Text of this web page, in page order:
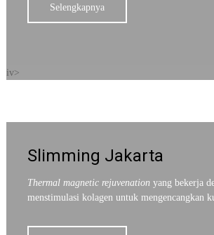
Selengkapnya
iv>
Slimming Jakarta
Thermal magnetic rejuvenation yang bekerja
menstimulasi kolagen untuk mengencangkan